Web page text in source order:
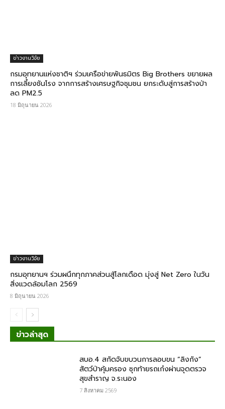
ข่าวงานวิจัย
กรมอุทยานแห่งชาติฯ ร่วมเครือข่ายพันธมิตร Big Brothers ขยายผล
การเลี้ยงชันโรง จากการสร้างเศรษฐกิจชุมชน ยกระดับสู่การสร้างป่า
ลด PM2.5
18 มิถุนายน 2026
ข่าวงานวิจัย
​กรมอุทยานฯ ร่วมผนึกทุกภาคส่วนสู้โลกเดือด มุ่งสู่ Net Zero ในวัน
สิ่งแวดล้อมโลก 2569
8 มิถุนายน 2026
ข่าวล่าสุด
สบอ.4 สกัดจับขบวนการลอบขน “ลิงกัง”
สัตว์ป่าคุ้มครอง ซุกท้ายรถเก๋งผ่านจุดตรวจ
สุขสำราญ จ.ระนอง
7 สิงหาคม 2569